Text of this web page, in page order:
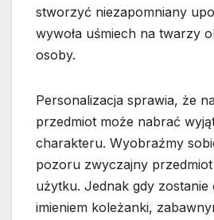
stworzyć niezapomniany
wywoła uśmiech na twarzy
osoby.
Personalizacja sprawia, że
przedmiot może nabrać
charakteru. Wyobraźmy
pozoru zwyczajny
użytku. Jednak gdy zostanie
imieniem koleżanki,